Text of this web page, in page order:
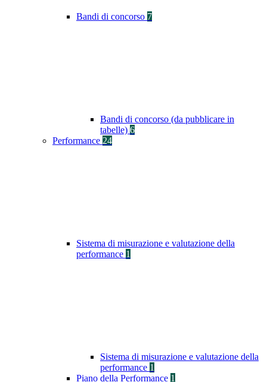
Bandi di concorso 7
Bandi di concorso (da pubblicare in
tabelle) 6
Performance 24
Sistema di misurazione e valutazione della
performance 1
Sistema di misurazione e valutazione della
performance 1
Piano della Performance 1